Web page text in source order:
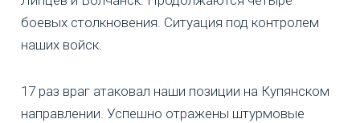
боевых столкновения. Ситуация под контролем
наших войск.
17 раз враг атаковал наши позиции на Купянском
направлении. Успешно отражены штурмовые